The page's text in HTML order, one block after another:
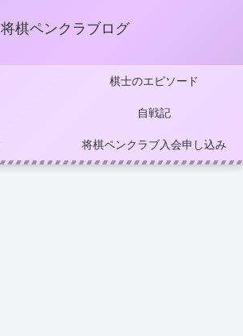
将棋ペンクラブログ
棋士のエピソード
自戦記
将棋ペンクラブ入会申し込み